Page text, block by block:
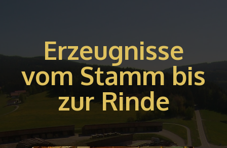
Erzeugnisse
vom Stamm bis
zur Rinde